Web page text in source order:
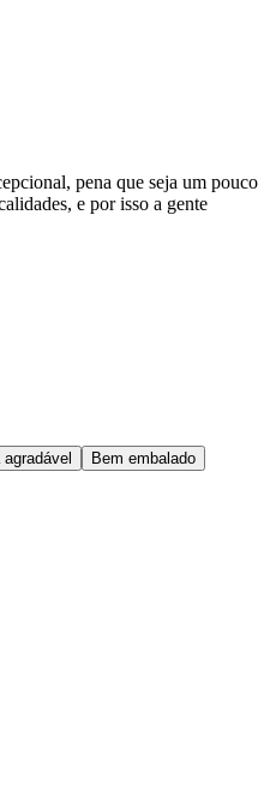
pena que seja um pouco
e por isso a gente
Bem embalado